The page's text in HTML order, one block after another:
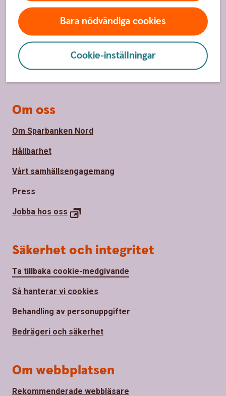
Bara nödvändiga cookies
Cookie-inställningar
Spärrhjälp
Hitta bankkontor
Bli kund
Priser, räntor och kurser
Om oss
Om Sparbanken Nord
Hållbarhet
Vårt samhällsengagemang
Press
Jobba hos oss
Säkerhet och integritet
Ta tillbaka cookie-medgivande
Så hanterar vi cookies
Behandling av personuppgifter
Bedrägeri och säkerhet
Om webbplatsen
Rekommenderade webbläsare